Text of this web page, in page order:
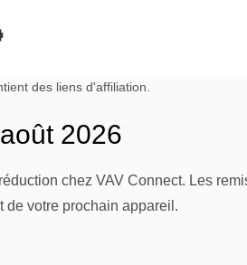
des liens d'affiliation.
2026
chez VAV Connect. Les
de votre prochain appareil.